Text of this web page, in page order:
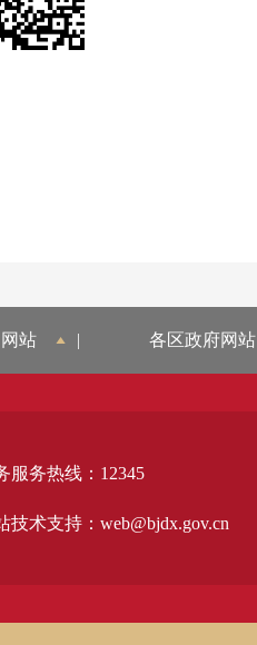
站 | 各区政府网站
服务热线：12345
技术支持：web@bjdx.gov.cn